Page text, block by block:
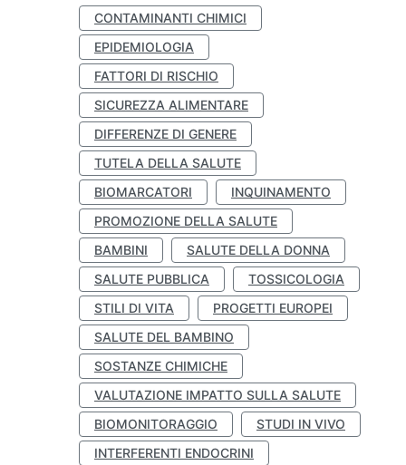
CONTAMINANTI CHIMICI
EPIDEMIOLOGIA
FATTORI DI RISCHIO
SICUREZZA ALIMENTARE
DIFFERENZE DI GENERE
TUTELA DELLA SALUTE
BIOMARCATORI
INQUINAMENTO
PROMOZIONE DELLA SALUTE
BAMBINI
SALUTE DELLA DONNA
SALUTE PUBBLICA
TOSSICOLOGIA
STILI DI VITA
PROGETTI EUROPEI
SALUTE DEL BAMBINO
SOSTANZE CHIMICHE
VALUTAZIONE IMPATTO SULLA SALUTE
BIOMONITORAGGIO
STUDI IN VIVO
INTERFERENTI ENDOCRINI